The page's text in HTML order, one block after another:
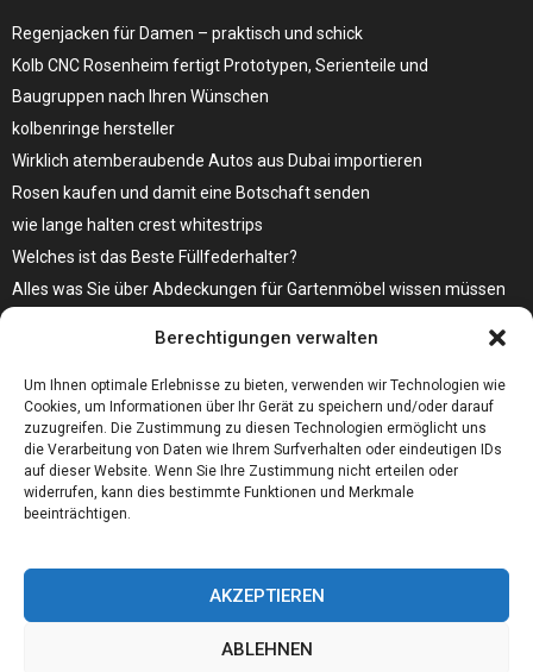
Berechtigungen verwalten
Um Ihnen optimale Erlebnisse zu bieten, verwenden wir Technologien wie
Cookies, um Informationen über Ihr Gerät zu speichern und/oder darauf
zuzugreifen. Die Zustimmung zu diesen Technologien ermöglicht uns
die Verarbeitung von Daten wie Ihrem Surfverhalten oder eindeutigen IDs
auf dieser Website. Wenn Sie Ihre Zustimmung nicht erteilen oder
widerrufen, kann dies bestimmte Funktionen und Merkmale
beeinträchtigen.
AKZEPTIEREN
ABLEHNEN
Regenjacken für Damen – praktisch und schick
Kolb CNC Rosenheim fertigt Prototypen, Serienteile und
Baugruppen nach Ihren Wünschen
kolbenringe hersteller
Wirklich atemberaubende Autos aus Dubai importieren
Rosen kaufen und damit eine Botschaft senden
wie lange halten crest whitestrips
Welches ist das Beste Füllfederhalter?
Alles was Sie über Abdeckungen für Gartenmöbel wissen müssen
Bare Metal Server?